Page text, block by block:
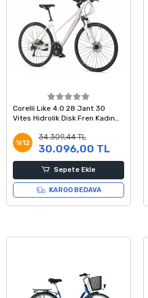
Corelli Like 4.0 28 Jant 30
Vites Hidrolik Disk Fren Kadın
%12
34.309,44 TL
30.096,00 TL
Sepete Ekle
KARGO BEDAVA